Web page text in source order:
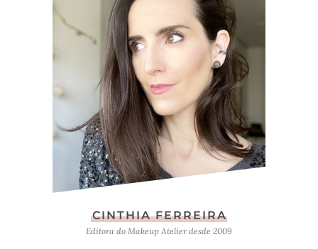
CINTHIA FERREIRA
Editora do Makeup Atelier desde 2009